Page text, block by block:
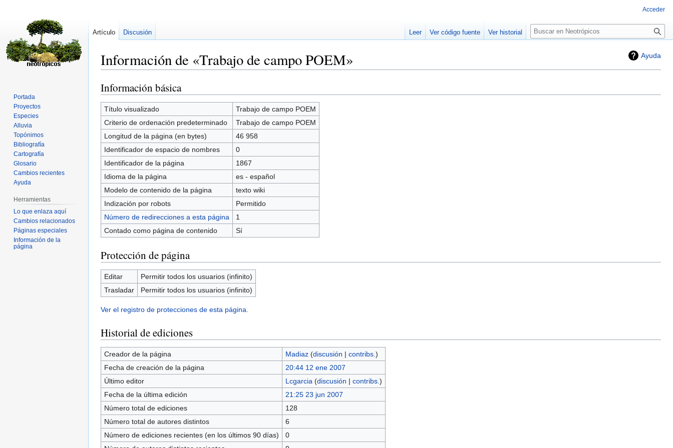
Ayuda
Información de «Trabajo de campo POEM»
Ir
a
la
navegación
Ir
a
la
búsqueda
Información básica
Título visualizado
Trabajo de campo POEM
Criterio de ordenación predeterminado
Trabajo de campo POEM
Longitud de la página (en bytes)
46 958
Identificador de espacio de nombres
0
Identificador de la página
1867
Idioma de la página
es - español
Modelo de contenido de la página
texto wiki
Indización por robots
Permitido
Número de redirecciones a esta página
1
Contado como página de contenido
Sí
Protección de página
Editar
Permitir todos los usuarios (infinito)
Trasladar
Permitir todos los usuarios (infinito)
Ver el registro de protecciones de esta página.
Historial de ediciones
Creador de la página Madiaz (discusión | contribs. )
Fecha de creación de la página
20:44 12 ene 2007
Último editor
Lcgarcia (discusión | contribs. )
Fecha de la última edición
21:25 23 jun 2007
Número total de ediciones
128
Número total de autores distintos
6
Número de ediciones recientes (en los últimos 90 días)
0
Acceder
Artículo Discusión Leer Ver código fuente Ver historial
Buscar
Portada
Proyectos
Especies
Alluvia
Topónimos
Bibliografía
Cartografía
Glosario
Cambios recientes
Ayuda
Herramientas
Lo que enlaza aquí
Cambios relacionados
Páginas especiales
Información de la
página